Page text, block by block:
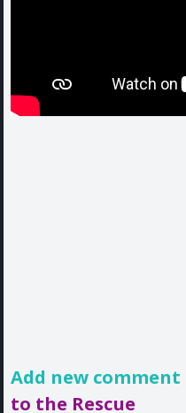
Add new comment
to the Rescue